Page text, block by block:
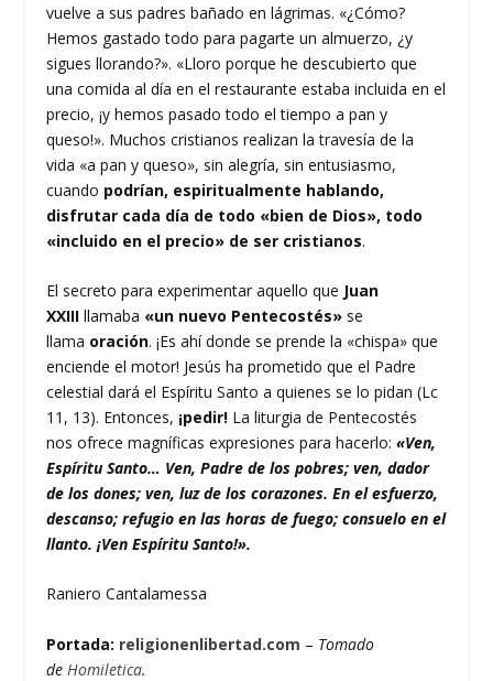
vuelve a sus padres bañado en lágrimas. «¿Cómo?
Hemos gastado todo para pagarte un almuerzo, ¿y
sigues llorando?». «Lloro porque he descubierto que
una comida al día en el restaurante estaba incluida en el
precio, ¡y hemos pasado todo el tiempo a pan y
queso!». Muchos cristianos realizan la travesía de la
vida «a pan y queso», sin alegría, sin entusiasmo,
cuando podrían, espiritualmente hablando,
disfrutar cada día de todo «bien de Dios», todo
«incluido en el precio» de ser cristianos.
El secreto para experimentar aquello que Juan
XXIII llamaba «un nuevo Pentecostés» se
llama oración. ¡Es ahí donde se prende la «chispa» que
enciende el motor! Jesús ha prometido que el Padre
celestial dará el Espíritu Santo a quienes se lo pidan (Lc
11, 13). Entonces, ¡pedir! La liturgia de Pentecostés
nos ofrece magníficas expresiones para hacerlo:«Ven,
Espíritu Santo… Ven, Padre de los pobres; ven, dador
de los dones; ven, luz de los corazones. En el esfuerzo,
descanso; refugio en las horas de fuego; consuelo en el
llanto. ¡Ven Espíritu Santo!».
Raniero Cantalamessa
Portada: religionenlibertad.com – Tomado
deHomiletica.